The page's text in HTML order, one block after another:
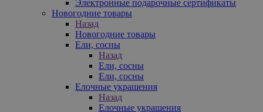
Электронные подарочные сертификаты
Новогодние товары
Назад
Новогодние товары
Ели, сосны
Назад
Ели, сосны
Ели, сосны
Елочные украшения
Назад
Елочные украшения